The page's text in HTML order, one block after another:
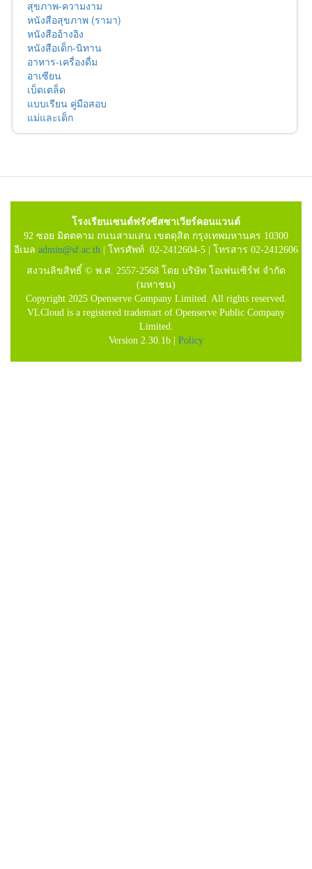
สุขภาพ-ความงาม
หนังสือสุขภาพ (รามา)
หนังสืออ้างอิง
หนังสือเด็ก-นิทาน
อาหาร-เครื่องดื่ม
อาเซียน
เบ็ดเตล็ด
แบบเรียน คู่มือสอบ
แม่และเด็ก
โรงเรียนเซนต์ฟรังซีสซาเวียร์คอนแวนต์
92 ซอย มิตตคาม ถนนสามเสน เขตดุสิต กรุงเทพมหานคร 10300
อีเมล admin@sf.ac.th | โทรศัพท์ 02-2412604-5 | โทรสาร 02-2412606
สงวนลิขสิทธิ์ © พ.ศ. 2557-2568 โดย บริษัท โอเพ่นเซิร์ฟ จำกัด
(มหาชน)
Copyright 2025 Openserve Company Limited. All rights reserved.
VLCloud is a registered trademart of Openserve Public Company
Limited.
Version 2.30.1b | Policy